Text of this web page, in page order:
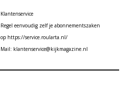
Klantenservice
Regel eenvoudig zelf je abonnementszaken
op https://service.roularta.nl/
Mail: klantenservice@kijkmagazine.nl